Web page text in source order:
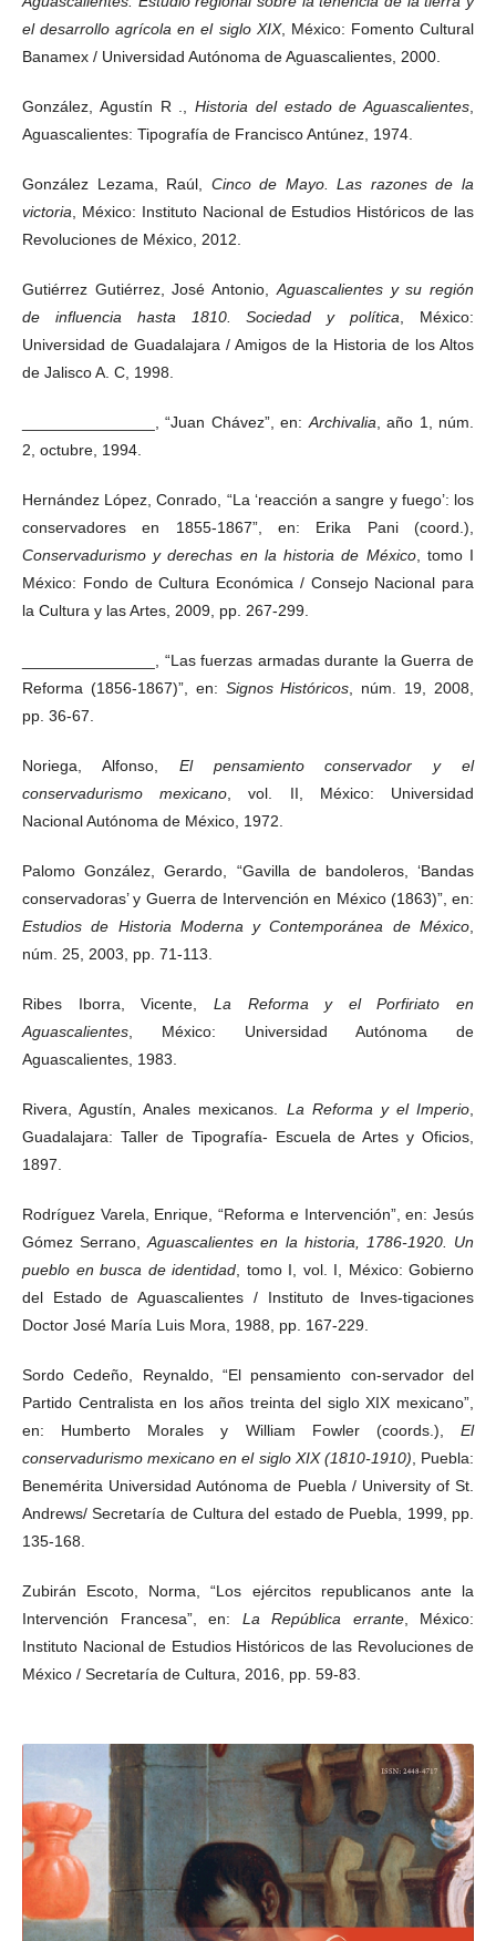
el desarrollo agrícola en el siglo XIX, México: Fomento Cultural
Banamex / Universidad Autónoma de Aguascalientes, 2000.
González, Agustín R ., Historia del estado de Aguascalientes
Aguascalientes: Tipografía de Francisco Antúnez, 1974.
González Lezama, Raúl, Cinco de Mayo. Las razones de la
victoria , México: Instituto Nacional de Estudios Históricos de las
Revoluciones de México, 2012.
Gutiérrez Gutiérrez, José Antonio, Aguascalientes y su región
de influencia hasta 1810. Sociedad y política , México:
Universidad de Guadalajara / Amigos de la Historia de los Altos
de Jalisco A. C, 1998.
_______________, “Juan Chávez”, en: Archivalia , año 1, núm.
2, octubre, 1994.
Hernández López, Conrado, “La ‘reacción a sangre y fuego’: los
conservadores en 1855-1867”, en: Erika Pani (coord.),
Conservadurismo y derechas en la historia de México, tomo I
México: Fondo de Cultura Económica / Consejo Nacional para
la Cultura y las Artes, 2009, pp. 267-299.
_______________, “Las fuerzas armadas durante la Guerra de
Reforma (1856-1867)”, en: Signos Históricos , núm. 19, 2008,
pp. 36-67.
Noriega, Alfonso, El pensamiento conservador y el
conservadurismo mexicano , vol. II, México: Universidad
Nacional Autónoma de México, 1972.
Palomo González, Gerardo, “Gavilla de bandoleros, ‘Bandas
conservadoras’ y Guerra de Intervención en México (1863)”, en:
Estudios de Historia Moderna y Contemporánea de México
núm. 25, 2003, pp. 71-113.
Ribes Iborra, Vicente, La Reforma y el Porfiriato en
Aguascalientes , México: Universidad Autónoma de
Aguascalientes, 1983.
Rivera, Agustín, Anales mexicanos. La Reforma y el Imperio
Guadalajara: Taller de Tipografía- Escuela de Artes y Oficios,
1897.
Rodríguez Varela, Enrique, “Reforma e Intervención”, en: Jesús
Gómez Serrano,Aguascalientes en la historia, 1786-1920. Un
pueblo en busca de identidad , tomo I, vol. I, México: Gobierno
del Estado de Aguascalientes / Instituto de Inves-tigaciones
Doctor José María Luis Mora, 1988, pp. 167-229.
Sordo Cedeño, Reynaldo, “El pensamiento con-servador del
Partido Centralista en los años treinta del siglo XIX mexicano”,
en: Humberto Morales y William Fowler (coords.), El
conservadurismo mexicano en el siglo XIX (1810-1910) , Puebla:
Benemérita Universidad Autónoma de Puebla / University of St.
Andrews/ Secretaría de Cultura del estado de Puebla, 1999, pp.
135-168.
Zubirán Escoto, Norma, “Los ejércitos republicanos ante la
Intervención Francesa”, en: La República errante, México:
Instituto Nacional de Estudios Históricos de las Revoluciones de
México / Secretaría de Cultura, 2016, pp. 59-83.